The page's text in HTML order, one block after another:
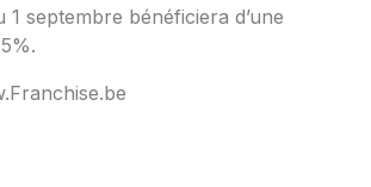
1 septembre bénéficiera d’une